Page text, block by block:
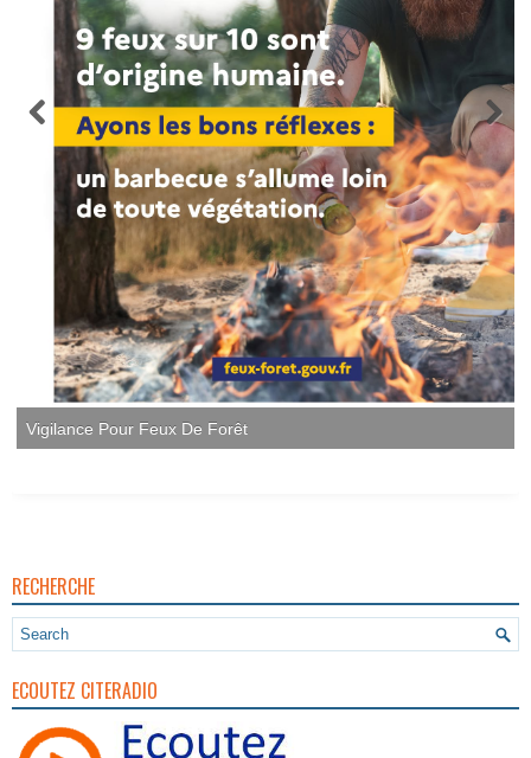
Vigilance Pour Feux De Forêt
RECHERCHE
ECOUTEZ CITERADIO